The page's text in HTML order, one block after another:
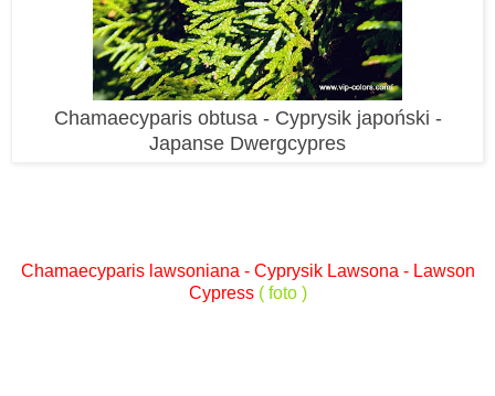
Chamaecyparis obtusa - Cyprysik japoński -
Japanse Dwergcypres
Chamaecyparis lawsoniana - Cyprysik Lawsona - Lawson
Cypress ( foto )